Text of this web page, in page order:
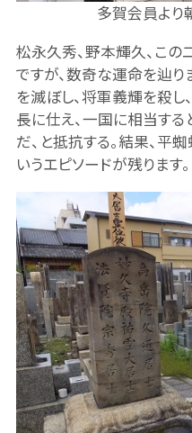
多賀会員より
松永久秀、野本輝久、こ
ですが、数奇な運命を辿
を滅ぼし、将軍義輝を殺し
長に仕え、一国に相当する
だ、と抵抗する。結果、平
いうエピソードが残ります。